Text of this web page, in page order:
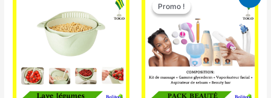
Promo !
Promo !
prix
initial
était :
65.000 CFA.
prix
actuel
49.900